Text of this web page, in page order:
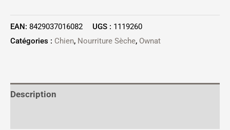
EAN: 8429037016082 UGS : 1119260
Catégories : Chien, Nourriture Sèche, Ownat
Description